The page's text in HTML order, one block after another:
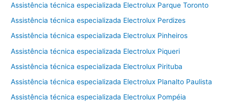
Assistência técnica especializada Electrolux Parque Toronto
Assistência técnica especializada Electrolux Perdizes
Assistência técnica especializada Electrolux Pinheiros
Assistência técnica especializada Electrolux Piqueri
Assistência técnica especializada Electrolux Pirituba
Assistência técnica especializada Electrolux Planalto Paulista
Assistência técnica especializada Electrolux Pompéia